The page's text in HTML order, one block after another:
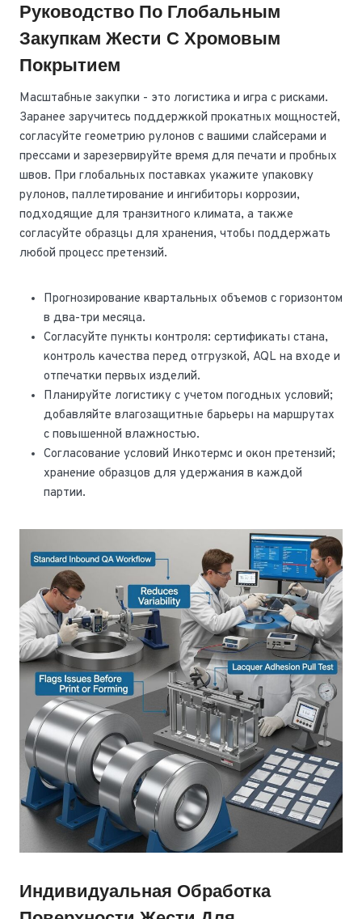
Руководство По Глобальным
Закупкам Жести С Хромовым
Покрытием
Масштабные закупки - это логистика и игра с рисками.
Заранее заручитесь поддержкой прокатных мощностей,
согласуйте геометрию рулонов с вашими слайсерами и
прессами и зарезервируйте время для печати и пробных
швов. При глобальных поставках укажите упаковку
рулонов, паллетирование и ингибиторы коррозии,
подходящие для транзитного климата, а также
согласуйте образцы для хранения, чтобы поддержать
любой процесс претензий.
Прогнозирование квартальных объемов с горизонтом
в два-три месяца.
Согласуйте пункты контроля: сертификаты стана,
контроль качества перед отгрузкой, AQL на входе и
отпечатки первых изделий.
Планируйте логистику с учетом погодных условий;
добавляйте влагозащитные барьеры на маршрутах
с повышенной влажностью.
Согласование условий Инкотермс и окон претензий;
хранение образцов для удержания в каждой
партии.
Индивидуальная Обработка